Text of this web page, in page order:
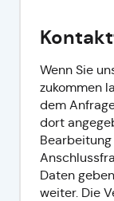
Wenn Sie
zukommen
dem
dort
Daten
weiter. Die